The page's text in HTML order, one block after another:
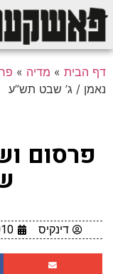
דף הבית » מדיה »
נאמן / ג’ שבט תש”ע
פרסום
דינקיס